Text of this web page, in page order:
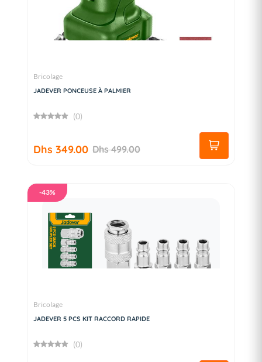
Bricolage
JADEVER PONCEUSE À PALMIER
(0)
Dhs 349.00 Dhs 499.00
-43%
Bricolage
JADEVER 5 PCS KIT RACCORD RAPIDE
(0)